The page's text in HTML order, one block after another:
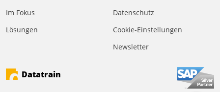
Instandhaltung in die
deutscher
den Weg vom
Mieteranliegen zum
Im Fokus
Lösungen
Datenschutz
Cookie-Einstellungen
Newsletter
Datatrain